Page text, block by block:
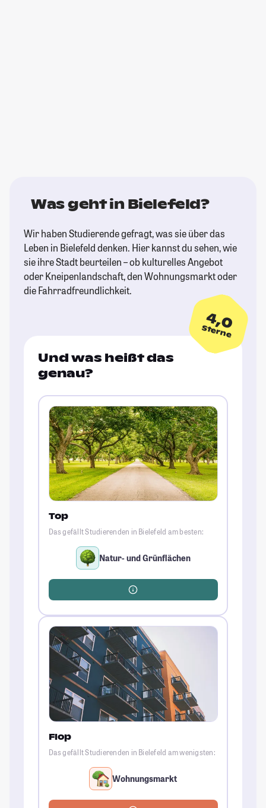
Was geht in Bielefeld?
Wir haben Studierende gefragt, was sie über das
Leben in Bielefeld denken. Hier kannst du sehen, wie
sie ihre Stadt beurteilen – ob kulturelles Angebot
oder Kneipenlandschaft, den Wohnungsmarkt oder
die Fahrradfreundlichkeit.
4,0
Sterne
Und was heißt das
genau?
Top
Das gefällt Studierenden in Bielefeld am besten:
Natur- und Grünflächen
Flop
Das gefällt Studierenden in Bielefeld am wenigsten:
Wohnungsmarkt